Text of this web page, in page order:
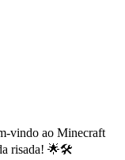
vindo ao Minecraft
risada! 🌟🛠